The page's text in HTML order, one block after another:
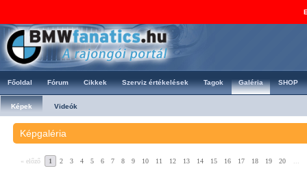
Főoldal Fórum Cikkek Szerviz értékelések Tagok Galéria
Képek Videók
SHOP
Képgaléria
« előző 1 2 3 4 5 6 7 8 9 10 11 12 13 14 15 16 17 18 19 20